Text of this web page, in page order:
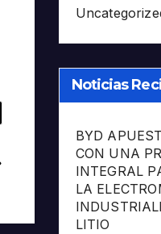
Noticias
BYD
CON UNA
INTEGRAL
LA
LITIO